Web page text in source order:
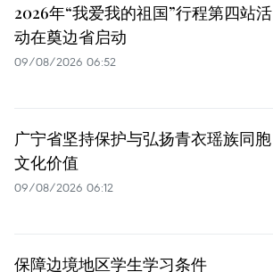
2026年“我爱我的祖国”行程第四站活
动在奠边省启动
09/08/2026 06:52
广宁省坚持保护与弘扬青衣瑶族同胞
文化价值
09/08/2026 06:12
保障边境地区学生学习条件